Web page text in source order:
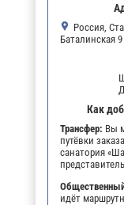
Россия,
Баталинская 9
Как
Трансфер: Вы
путёвки
санатория
идёт